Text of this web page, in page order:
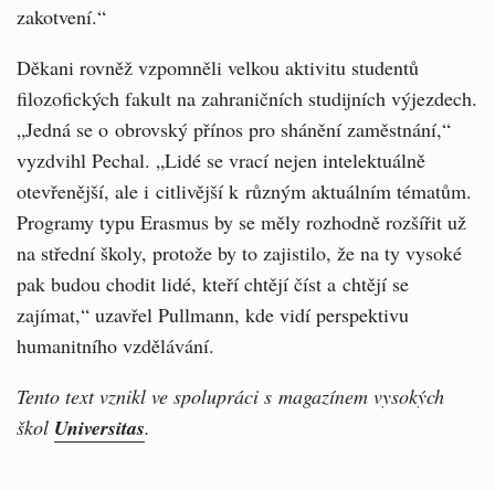
zakotvení.“
Děkani rovněž vzpomněli velkou aktivitu studentů
filozofických fakult na zahraničních studijních výjezdech.
„Jedná se o obrovský přínos pro shánění zaměstnání,“
vyzdvihl Pechal. „Lidé se vrací nejen intelektuálně
otevřenější, ale i citlivější k různým aktuálním tématům.
Programy typu Erasmus by se měly rozhodně rozšířit už
na střední školy, protože by to zajistilo, že na ty vysoké
pak budou chodit lidé, kteří chtějí číst a chtějí se
zajímat,“ uzavřel Pullmann, kde vidí perspektivu
humanitního vzdělávání.
Tento text vznikl ve spolupráci s magazínem vysokých
škol Universitas.